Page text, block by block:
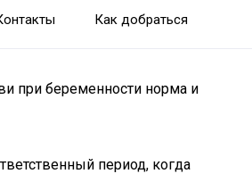
Как добраться
при беременности норма и
период, когда